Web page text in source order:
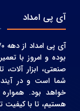
آی پی امداد
بوده و امروز با
صنعتی، ابزار
شما است و در
خواهد بود.
هستیم، تا با کیفیت